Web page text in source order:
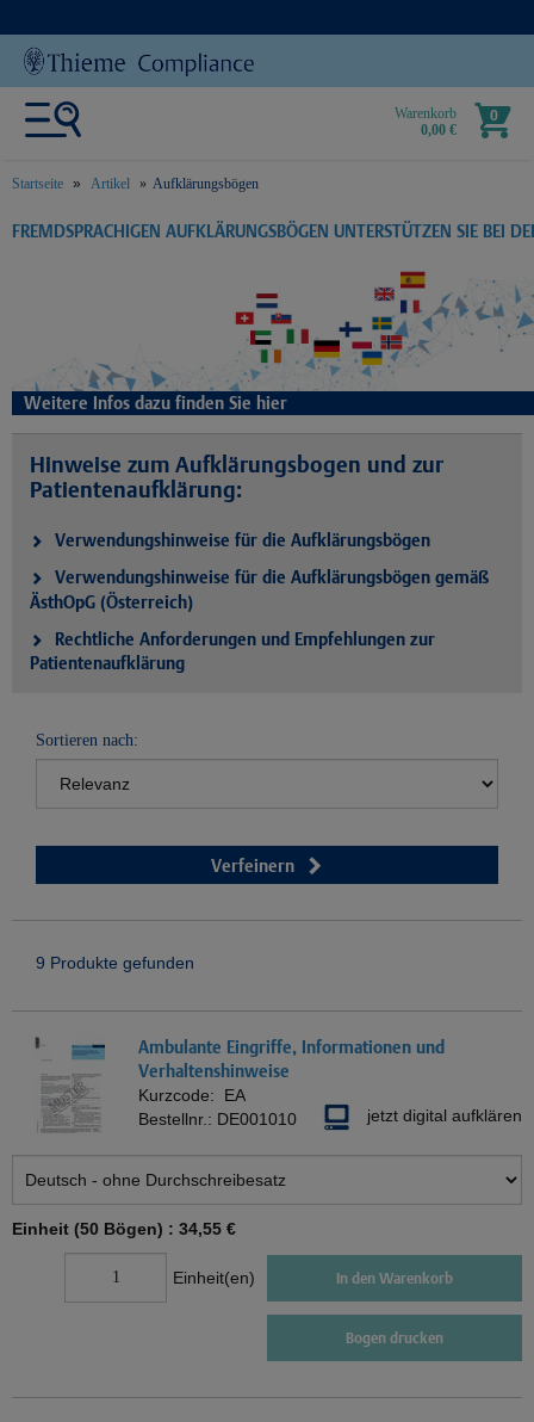
Warenkorb
0,00 €
0
Startseite Artikel Aufklärungsbögen
text.skipToContent
text.skipToNavigation
FREMDSPRACHIGEN AUFKLÄRUNGSBÖGEN UNTERSTÜTZEN SIE BEI
Weitere Infos dazu finden Sie hier
Hinweise zum Aufklärungsbogen und zur
Patientenaufklärung:
Verwendungshinweise für die Aufklärungsbögen
Verwendungshinweise für die Aufklärungsbögen gemäß
ÄsthOpG (Österreich)
Rechtliche Anforderungen und Empfehlungen zur
Patientenaufklärung
Sortieren nach:
Verfeinern
9 Produkte gefunden
Ambulante Eingriffe, Informationen und
Verhaltenshinweise
Kurzcode: EA
Bestellnr.: DE001010 jetzt digital aufklären
Einheit (50 Bögen) : 34,55 €
Einheit(en) In den Warenkorb
Bogen drucken